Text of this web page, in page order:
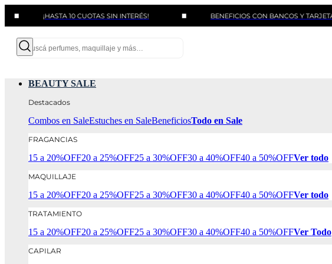
¡HASTA 10 CUOTAS SIN INTERÉS! BENEFICIOS CON BANCOS Y TARJETAS
BEAUTY SALE
Destacados
Combos en SaleEstuches en SaleBeneficiosTodo en Sale
FRAGANCIAS
15 a 20%OFF20 a 25%OFF25 a 30%OFF30 a 40%OFF40 a 50%OFFVer todo
MAQUILLAJE
15 a 20%OFF20 a 25%OFF25 a 30%OFF30 a 40%OFF40 a 50%OFFVer todo
TRATAMIENTO
15 a 20%OFF20 a 25%OFF25 a 30%OFF30 a 40%OFF40 a 50%OFFVer Todo
CAPILAR